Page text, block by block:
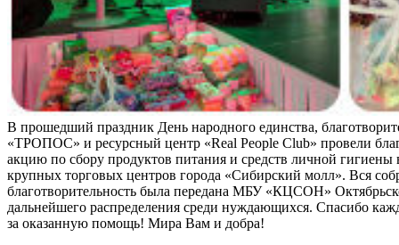
В прошедший праздник День народного единства,
«ТРОПОС» и ресурсный центр «Real People Club» провели
акцию по сбору продуктов питания и средств личной гигиены
крупных торговых центров города «Сибирский молл». Вся
благотворительность была передана МБУ «КЦСОН»
дальнейшего распределения среди нуждающихся. Спасибо
за оказанную помощь! Мира Вам и добра!